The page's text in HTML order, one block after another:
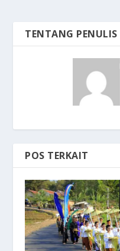
TENTANG PENULIS
POS TERKAIT